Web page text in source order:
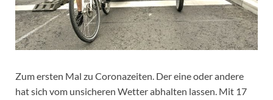
Zum ersten Mal zu Coronazeiten. Der eine oder andere
hat sich vom unsicheren Wetter abhalten lassen. Mit 17